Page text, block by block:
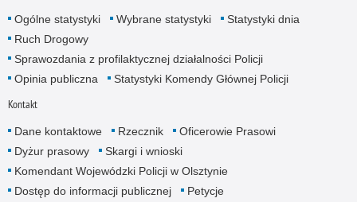
Ogólne statystyki Wybrane statystyki
Statystyki dnia
Ruch Drogowy
Sprawozdania z profilaktycznej działalności Policji
Opinia publiczna
Statystyki Komendy Głównej Policji
Kontakt
Dane kontaktowe Rzecznik
Oficerowie Prasowi
Dyżur prasowy
Skargi i wnioski
Komendant Wojewódzki Policji w Olsztynie
Dostęp do informacji publicznej
Petycje